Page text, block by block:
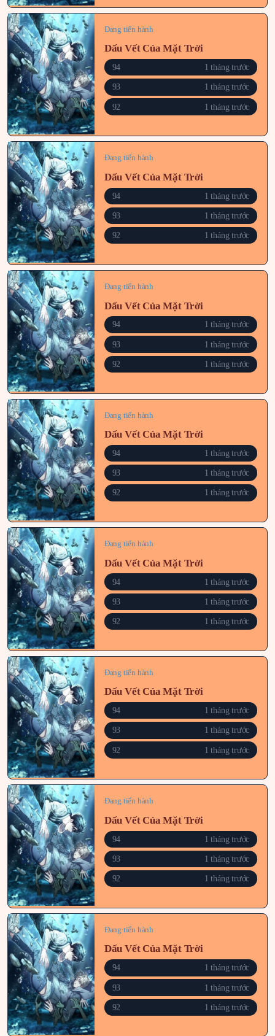
Đang tiến hành
Dấu Vết Của Mặt Trời
94 1 tháng trước
93 1 tháng trước
92 1 tháng trước
Đang tiến hành
Dấu Vết Của Mặt Trời
94 1 tháng trước
93 1 tháng trước
92 1 tháng trước
Đang tiến hành
Dấu Vết Của Mặt Trời
94 1 tháng trước
93 1 tháng trước
92 1 tháng trước
Đang tiến hành
Dấu Vết Của Mặt Trời
94 1 tháng trước
93 1 tháng trước
92 1 tháng trước
Đang tiến hành
Dấu Vết Của Mặt Trời
94 1 tháng trước
93 1 tháng trước
92 1 tháng trước
Đang tiến hành
Dấu Vết Của Mặt Trời
94 1 tháng trước
93 1 tháng trước
92 1 tháng trước
Đang tiến hành
Dấu Vết Của Mặt Trời
94 1 tháng trước
93 1 tháng trước
92 1 tháng trước
Đang tiến hành
Dấu Vết Của Mặt Trời
94 1 tháng trước
93 1 tháng trước
92 1 tháng trước